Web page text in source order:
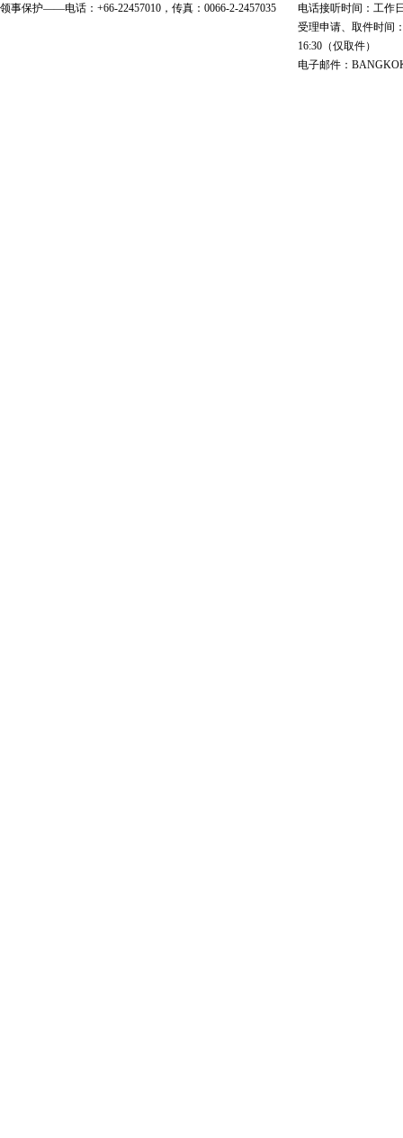
领事保护——电话：+66-22457010，传真：0066-2-2457035
电话接听时间：工作
受理申请、取件时间
16:30（仅取件）
电子邮件：